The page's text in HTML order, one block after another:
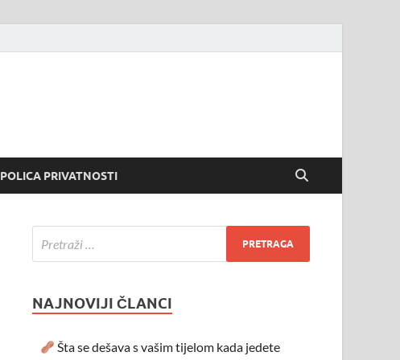
POLICA PRIVATNOSTI
NAJNOVIJI ČLANCI
Šta se dešava s vašim tijelom kada jedete